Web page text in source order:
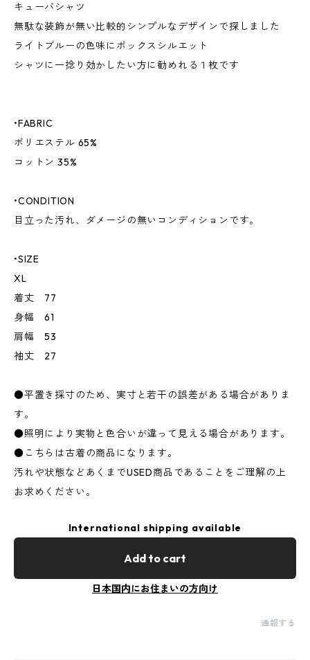
キューバシャツ
無駄な装飾が無い比較的シンプルなデザインで探しました
ライトブルーの色味にボックスシルエット
シャツに一捻り効かしたい方に勧めれる１枚です
•FABRIC
ポリエステル 65%
コットン 35%
•CONDITION
目立った汚れ、ダメージの無いコンディションです。
•SIZE
XL
着丈 77
身幅 61
肩幅 53
袖丈 27
●平置き採寸のため、実寸と若干の誤差がある場合がありま
す。
●照明により実物と色合いが違って見える場合があります。
●こちらは古着の商品になります。
汚れや状態などあくまでUSED商品であることをご理解の上
お求めください。
International shipping available
Add to cart
日本国内にお住まいの方向け
通報する